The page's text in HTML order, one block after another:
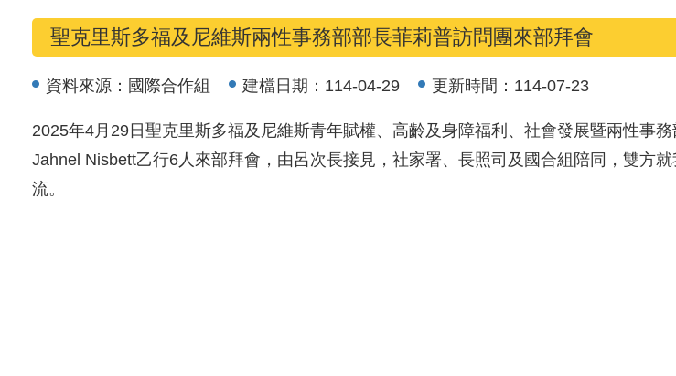
聖克里斯多福及尼維斯兩性事務部部長菲莉普訪問團來部拜會
資料來源： 國際合作組 建檔日期： 114-04-29 更新時間： 114-07-23
2025年4月29日聖克里斯多福及尼維斯青年賦權、高齡及身障福利、社會發展暨兩性事
Jahnel Nisbett乙行6人來部拜會，由呂次長接見，社家署、長照司及國合組陪同，雙方
流。